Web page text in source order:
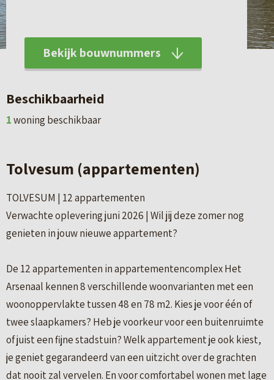
Bekijk bouwnummers
Beschikbaarheid
1woning beschikbaar
Tolvesum (appartementen)
TOLVESUM | 12 appartementen
Verwachte oplevering juni 2026 | Wil jij deze zomer nog
genieten in jouw nieuwe appartement?
De 12 appartementen in appartementencomplex Het
Arsenaal kennen 8 verschillende woonvarianten met een
woonoppervlakte tussen 48 en 78 m2. Kies je voor één of
twee slaapkamers? Heb je voorkeur voor een buitenruimte
of juist een fijne stadstuin? Welk appartement je ook kiest,
je geniet gegarandeerd van een uitzicht over de grachten
dat nooit zal vervelen. En voor comfortabel wonen met lage